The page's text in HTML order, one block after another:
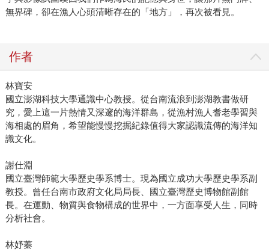
無界碑，卻在漁人心頭清晰存在的「地方」，再次被看見。
作者
林寶安
國立澎湖科技大學通識中心教授。從台南流浪到澎湖教書做研
究，愛上這一片熱情又深邃的海洋群島，從漁村漁人耆老學習與
海相處的眉角，希望能慢慢挖掘紀錄值得大家認識流傳的海洋知
識文化。
謝仕淵
國立臺灣師範大學歷史學系博士。現為國立成功大學歷史學系副
教授。曾任台南市政府文化局局長、國立臺灣歷史博物館副館
長。在運動、物質與食物構成的世界中，一方面享受人生，同時
分析社會。
林妤蓁